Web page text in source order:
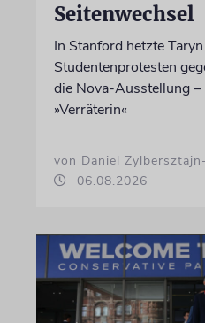
Seitenwechsel
In Stanford hetzte
Studentenprotesten
die Nova-Ausstellung
»Verräterin«
von Daniel
06.08.2026